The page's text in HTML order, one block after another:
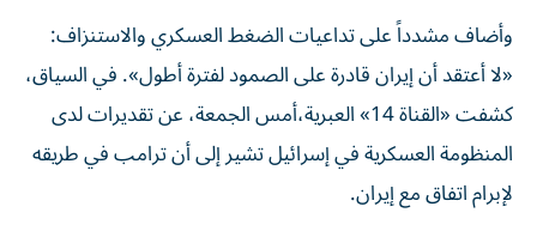
وأضاف مشدداً على تداعيات الضغط العسكري والاستنزاف:
«لا أعتقد أن إيران قادرة على الصمود لفترة أطول». في السياق،
كشفت «القناة 14» العبرية،أمس الجمعة، عن تقديرات لدى
المنظومة العسكرية في إسرائيل تشير إلى أن ترامب في طريقه
لإبرام اتفاق مع إيران.